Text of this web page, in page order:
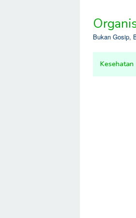
content
Bukan Gosip,
Kesehatan